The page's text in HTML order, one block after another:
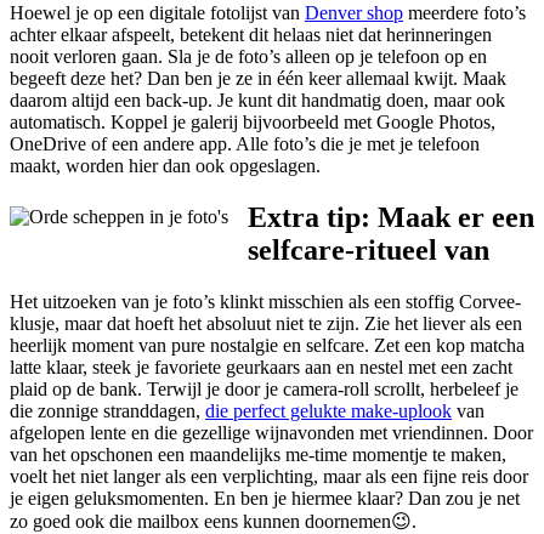
Hoewel je op een digitale fotolijst van Denver shop meerdere foto’s
achter elkaar afspeelt, betekent dit helaas niet dat herinneringen
nooit verloren gaan. Sla je de foto’s alleen op je telefoon op en
begeeft deze het? Dan ben je ze in één keer allemaal kwijt. Maak
daarom altijd een back-up. Je kunt dit handmatig doen, maar ook
automatisch. Koppel je galerij bijvoorbeeld met Google Photos,
OneDrive of een andere app. Alle foto’s die je met je telefoon
maakt, worden hier dan ook opgeslagen.
Extra tip: Maak er een
selfcare-ritueel van
Het uitzoeken van je foto’s klinkt misschien als een stoffig Corvee-
klusje, maar dat hoeft het absoluut niet te zijn. Zie het liever als een
heerlijk moment van pure nostalgie en selfcare. Zet een kop matcha
latte klaar, steek je favoriete geurkaars aan en nestel met een zacht
plaid op de bank. Terwijl je door je camera-roll scrollt, herbeleef je
die zonnige stranddagen, die perfect gelukte make-uplook van
afgelopen lente en die gezellige wijnavonden met vriendinnen. Door
van het opschonen een maandelijks me-time momentje te maken,
voelt het niet langer als een verplichting, maar als een fijne reis door
je eigen geluksmomenten. En ben je hiermee klaar? Dan zou je net
zo goed ook die mailbox eens kunnen doornemen😉.